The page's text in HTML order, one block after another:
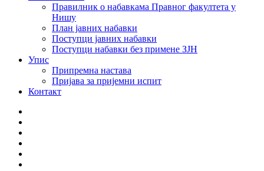
Правилник о набавкама Правног факултета у
Нишу
План јавних набавки
Поступци јавних набавки
Поступци набавки без примене ЗЈН
Упис
Припремна настава
Пријава за пријемни испит
Контакт